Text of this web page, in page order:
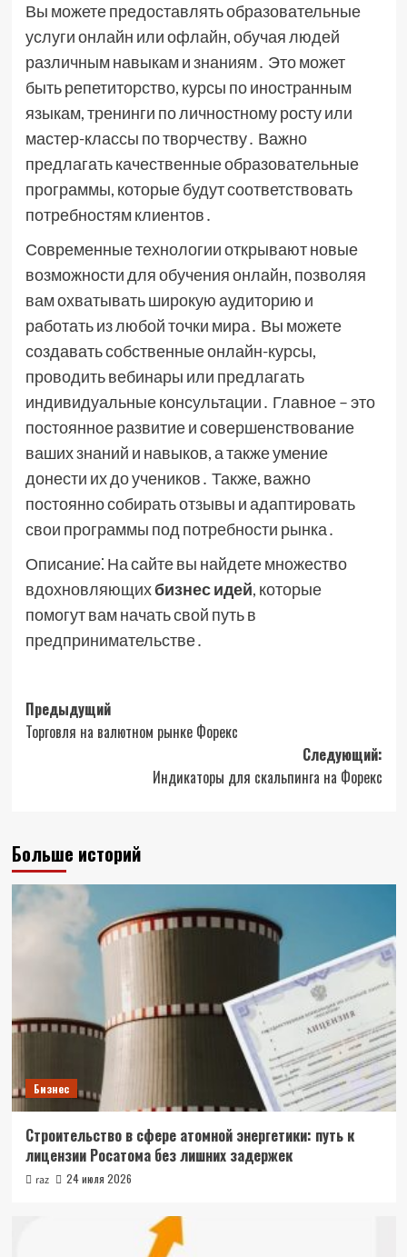
Вы можете предоставлять образовательные
услуги онлайн или офлайн, обучая людей
различным навыкам и знаниям․ Это может
быть репетиторство, курсы по иностранным
языкам, тренинги по личностному росту или
мастер-классы по творчеству․ Важно
предлагать качественные образовательные
программы, которые будут соответствовать
потребностям клиентов․
Современные технологии открывают новые
возможности для обучения онлайн, позволяя
вам охватывать широкую аудиторию и
работать из любой точки мира․ Вы можете
создавать собственные онлайн-курсы,
проводить вебинары или предлагать
индивидуальные консультации․ Главное – это
постоянное развитие и совершенствование
ваших знаний и навыков, а также умение
донести их до учеников․ Также, важно
постоянно собирать отзывы и адаптировать
свои программы под потребности рынка․
Описание⁚ На сайте вы найдете множество
вдохновляющихбизнес идей, которые
помогут вам начать свой путь в
предпринимательстве․
Навигация
записи
Предыдущий
Торговля на валютном рынке Форекс
Следующий:
Индикаторы для скальпинга на Форекс
Больше историй
Бизнес
Строительство в сфере атомной энергетики: путь к
лицензии Росатома без лишних задержек
raz 24 июля 2026